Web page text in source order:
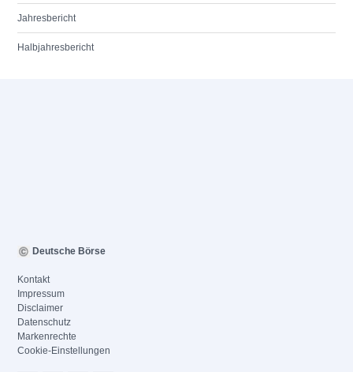
Jahresbericht
Halbjahresbericht
Deutsche Börse
Kontakt
Impressum
Disclaimer
Datenschutz
Markenrechte
Cookie-Einstellungen